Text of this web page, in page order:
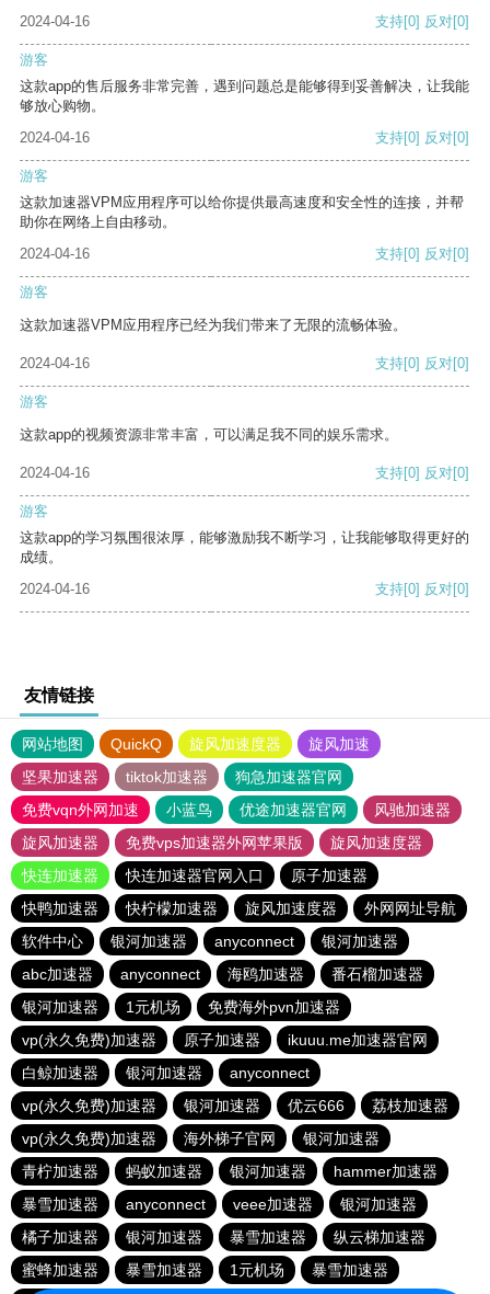
2024-04-16
支持[0] 反对[0]
游客
这款app的售后服务非常完善，遇到问题总是能够得到妥善解决，让我能
够放心购物。
2024-04-16
支持[0] 反对[0]
游客
这款加速器VPM应用程序可以给你提供最高速度和安全性的连接，并帮
助你在网络上自由移动。
2024-04-16
支持[0] 反对[0]
游客
这款加速器VPM应用程序已经为我们带来了无限的流畅体验。
2024-04-16 支持[0] 反对[0]
游客
这款app的视频资源非常丰富，可以满足我不同的娱乐需求。
2024-04-16 支持[0] 反对[0]
游客
这款app的学习氛围很浓厚，能够激励我不断学习，让我能够取得更好的
成绩。
2024-04-16
支持[0] 反对[0]
友情链接
网站地图 QuickQ 旋风加速度器
旋风加速
坚果加速器
tiktok加速器
狗急加速器官网
免费vqn外网加速
小蓝鸟 优途加速器官网
风驰加速器
旋风加速器
免费vps加速器外网苹果版
旋风加速度器
快连加速器
快连加速器官网入口
原子加速器
快鸭加速器
快柠檬加速器 旋风加速度器
外网网址导航
软件中心
银河加速器 anyconnect
银河加速器
abc加速器
anyconnect 海鸥加速器
番石榴加速器
银河加速器
1元机场
免费海外pvn加速器
vp(永久免费)加速器
原子加速器
ikuuu.me加速器官网
白鲸加速器
银河加速器
anyconnect
vp(永久免费)加速器
银河加速器 优云666
荔枝加速器
vp(永久免费)加速器
海外梯子官网
银河加速器
青柠加速器
蚂蚁加速器 银河加速器
hammer加速器
暴雪加速器
anyconnect veee加速器
银河加速器
橘子加速器
银河加速器 暴雪加速器
纵云梯加速器
蜜蜂加速器
暴雪加速器 1元机场 暴雪加速器